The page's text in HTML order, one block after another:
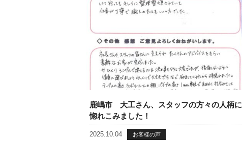
鹿嶋市 大工さん、スタッフの方々の人柄に
惚れこみました！
2025.10.04 お客様の声